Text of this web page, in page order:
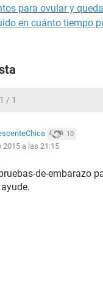
para ovular y
en cuánto tiempo
/ 1
10
2015 a las 21:15
de-embarazo